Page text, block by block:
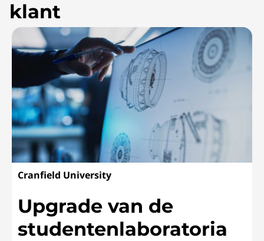
klant
Cranfield University
Upgrade van de
studentenlaboratoria